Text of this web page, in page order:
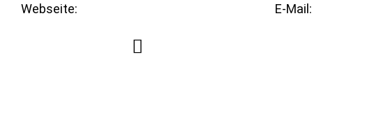
Webseite: E-Mail: